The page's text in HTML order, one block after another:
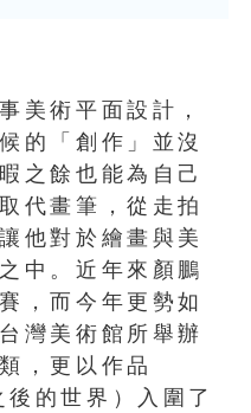
美術平面設計，
的「創作」並沒
之餘也能為自己
代畫筆，從走拍
他對於繪畫與美
中。近年來顏鵬
，而今年更勢如
灣美術館所舉辦
，更以作品
的世界）入圍了